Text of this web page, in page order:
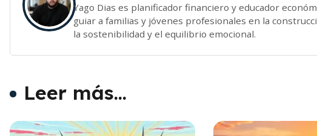
Yago Dias es planificador financiero y educador
guiar a familias y jóvenes profesionales en la
la sostenibilidad y el equilibrio emocional.
Leer más...